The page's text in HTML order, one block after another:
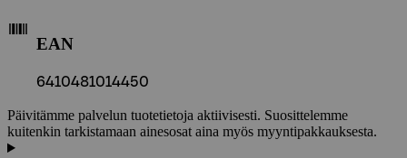
EAN
6410481014450
Päivitämme palvelun tuotetietoja aktiivisesti. Suosittelemme
kuitenkin tarkistamaan ainesosat aina myös myyntipakkauksesta.